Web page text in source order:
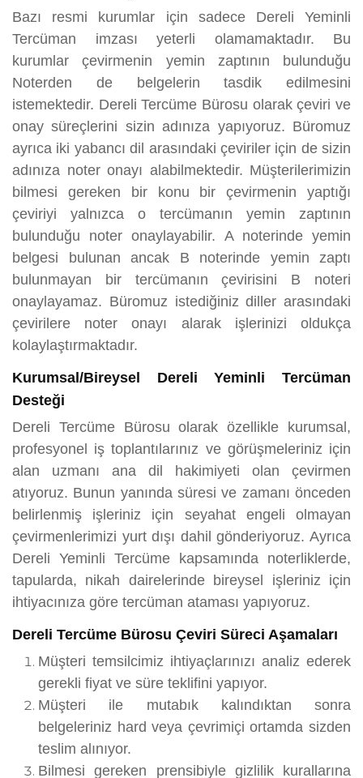
Bazı resmi kurumlar için sadece Dereli Yeminli
Tercüman imzası yeterli olamamaktadır. Bu
kurumlar çevirmenin yemin zaptının bulunduğu
Noterden de belgelerin tasdik edilmesini
istemektedir. Dereli Tercüme Bürosu olarak çeviri ve
onay süreçlerini sizin adınıza yapıyoruz. Büromuz
ayrıca iki yabancı dil arasındaki çeviriler için de sizin
adınıza noter onayı alabilmektedir. Müşterilerimizin
bilmesi gereken bir konu bir çevirmenin yaptığı
çeviriyi yalnızca o tercümanın yemin zaptının
bulunduğu noter onaylayabilir. A noterinde yemin
belgesi bulunan ancak B noterinde yemin zaptı
bulunmayan bir tercümanın çevirisini B noteri
onaylayamaz. Büromuz istediğiniz diller arasındaki
çevirilere noter onayı alarak işlerinizi oldukça
kolaylaştırmaktadır.
Kurumsal/Bireysel Dereli Yeminli Tercüman
Desteği
Dereli Tercüme Bürosu olarak özellikle kurumsal,
profesyonel iş toplantılarınız ve görüşmeleriniz için
alan uzmanı ana dil hakimiyeti olan çevirmen
atıyoruz. Bunun yanında süresi ve zamanı önceden
belirlenmiş işleriniz için seyahat engeli olmayan
çevirmenlerimizi yurt dışı dahil gönderiyoruz. Ayrıca
Dereli Yeminli Tercüme kapsamında noterliklerde,
tapularda, nikah dairelerinde bireysel işleriniz için
ihtiyacınıza göre tercüman ataması yapıyoruz.
Dereli Tercüme Bürosu Çeviri Süreci Aşamaları
Müşteri temsilcimiz ihtiyaçlarınızı analiz ederek
gerekli fiyat ve süre teklifini yapıyor.
Müşteri ile mutabık kalındıktan sonra
belgeleriniz hard veya çevrimiçi ortamda sizden
teslim alınıyor.
Bilmesi gereken prensibiyle gizlilik kurallarına